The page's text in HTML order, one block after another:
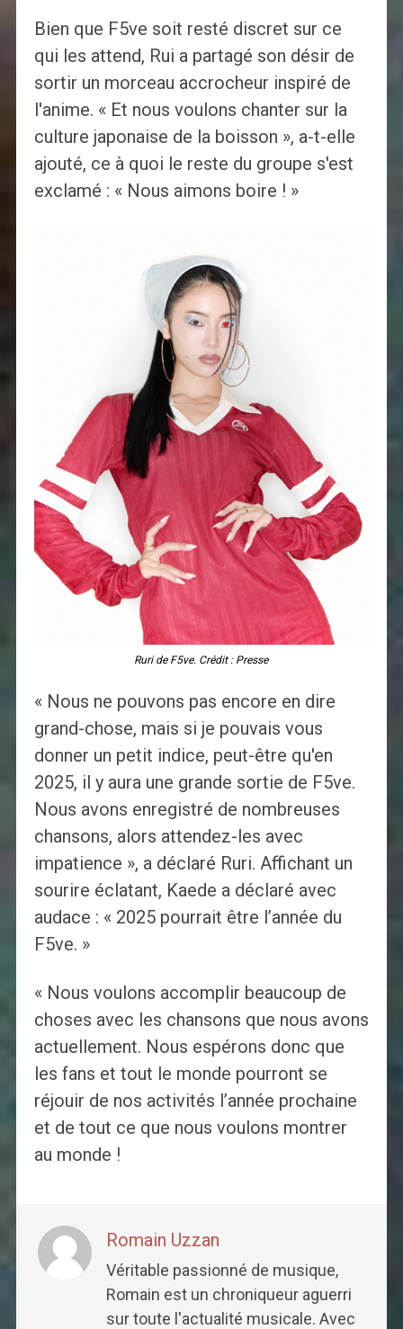
Bien que F5ve soit resté discret sur ce
qui les attend, Rui a partagé son désir de
sortir un morceau accrocheur inspiré de
l'anime. « Et nous voulons chanter sur la
culture japonaise de la boisson », a-t-elle
ajouté, ce à quoi le reste du groupe s'est
exclamé : « Nous aimons boire ! »
Ruri de F5ve. Crédit : Presse
« Nous ne pouvons pas encore en dire
grand-chose, mais si je pouvais vous
donner un petit indice, peut-être qu'en
2025, il y aura une grande sortie de F5ve.
Nous avons enregistré de nombreuses
chansons, alors attendez-les avec
impatience », a déclaré Ruri. Affichant un
sourire éclatant, Kaede a déclaré avec
audace : « 2025 pourrait être l’année du
F5ve. »
« Nous voulons accomplir beaucoup de
choses avec les chansons que nous avons
actuellement. Nous espérons donc que
les fans et tout le monde pourront se
réjouir de nos activités l’année prochaine
et de tout ce que nous voulons montrer
au monde !
Romain Uzzan
Véritable passionné de musique,
Romain est un chroniqueur aguerri
sur toute l'actualité musicale. Avec